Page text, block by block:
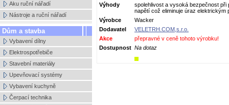
Aku ruční nářadí
Nástroje a ruční nářadí
Dům a stavba
Vybavení dílny
Elektrospotřebiče
Stavební materiály
Upevňovací systémy
Vybavení kuchyně
Čerpací technika
Výhody
spolehlivost a vysoká bezpečnost při
napětí což eliminuje úraz elektrickým
Výrobce
Wacker
Dodavatel
VELETRH.COM,s.r.o.
Akce
přepravné v ceně tohoto výrobku!
Dostupnost Na dotaz